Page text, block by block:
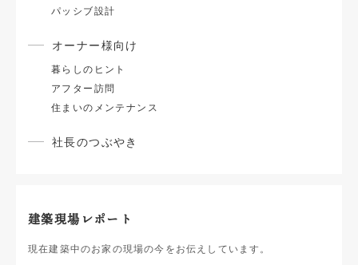
パッシブ設計
オーナー様向け
暮らしのヒント
アフター訪問
住まいのメンテナンス
社長のつぶやき
建築現場レポート
現在建築中のお家の現場の今をお伝えしています。